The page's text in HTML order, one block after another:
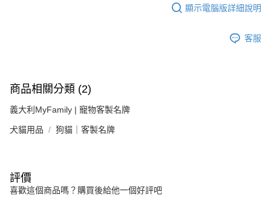
顯示電腦版詳細說明
客服
商品相關分類 (2)
義大利MyFamily | 寵物客製名牌
犬貓用品 狗貓｜客製名牌
評價
喜歡這個商品嗎？購買後給他一個好評吧